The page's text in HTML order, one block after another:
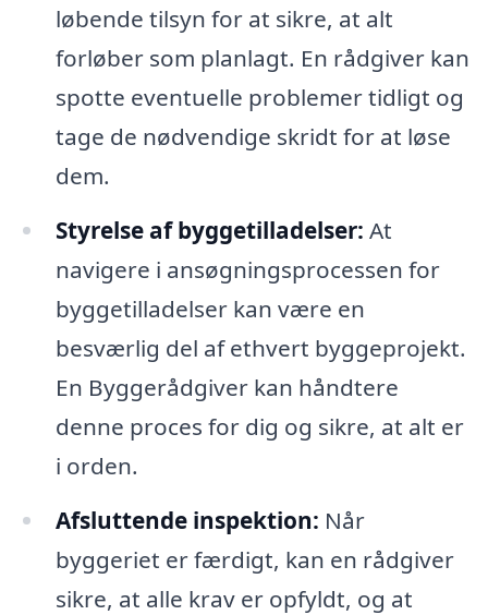
løbende tilsyn for at sikre, at alt
forløber som planlagt. En rådgiver kan
spotte eventuelle problemer tidligt og
tage de nødvendige skridt for at løse
dem.
Styrelse af byggetilladelser: At
navigere i ansøgningsprocessen for
byggetilladelser kan være en
besværlig del af ethvert byggeprojekt.
En Byggerådgiver kan håndtere
denne proces for dig og sikre, at alt er
i orden.
Afsluttende inspektion: Når
byggeriet er færdigt, kan en rådgiver
sikre, at alle krav er opfyldt, og at